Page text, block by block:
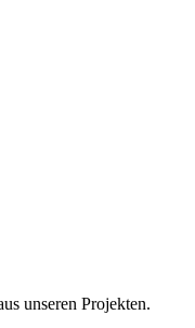
unseren Projekten.